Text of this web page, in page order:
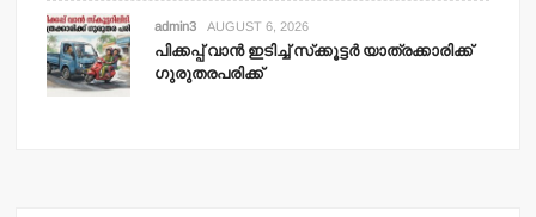
admin3 AUGUST 6, 2026
പിക്കപ്പ് വാന്‍ ഇടിച്ച് സ്‌ക്കൂട്ടര്‍ യാത്രക്കാരിക്ക്
ഗുരുതരപരിക്ക്